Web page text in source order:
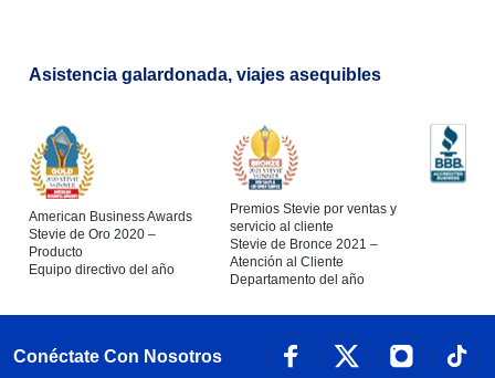
Asistencia galardonada, viajes asequibles
American Business Awards
Stevie de Oro 2020 –
Producto
Equipo directivo del año
Premios Stevie por ventas y
servicio al cliente
Stevie de Bronce 2021 –
Atención al Cliente
Departamento del año
Conéctate Con Nosotros